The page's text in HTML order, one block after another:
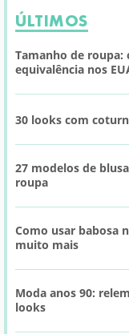
ÚLTIMOS
Tamanho de roupa:
equivalência nos
30 looks com
27 modelos de
roupa
Como usar babosa
muito mais
Moda anos 90:
looks